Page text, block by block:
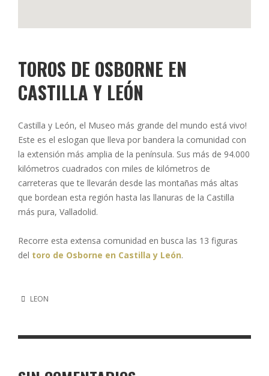
TOROS DE OSBORNE EN
CASTILLA Y LEÓN
Castilla y León, el Museo más grande del mundo está vivo!
Este es el eslogan que lleva por bandera la comunidad con
la extensión más amplia de la península. Sus más de 94.000
kilómetros cuadrados con miles de kilómetros de
carreteras que te llevarán desde las montañas más altas
que bordean esta región hasta las llanuras de la Castilla
más pura, Valladolid.
Recorre esta extensa comunidad en busca las 13 figuras
del toro de Osborne en Castilla y León.
LEON